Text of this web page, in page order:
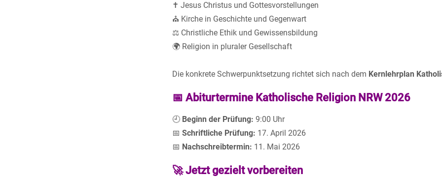
✝️ Jesus Christus und Gottesvorstellungen
⛪ Kirche in Geschichte und Gegenwart
⚖️ Christliche Ethik und Gewissensbildung
🌍 Religion in pluraler Gesellschaft
Die konkrete Schwerpunktsetzung richtet sich nach dem Kernlehrplan
📅 Abiturtermine Katholische Religion NRW 2026
🕘 Beginn der Prüfung: 9:00 Uhr
📅 Schriftliche Prüfung: 17. April 2026
📅 Nachschreibtermin: 11. Mai 2026
🚀 Jetzt gezielt vorbereiten